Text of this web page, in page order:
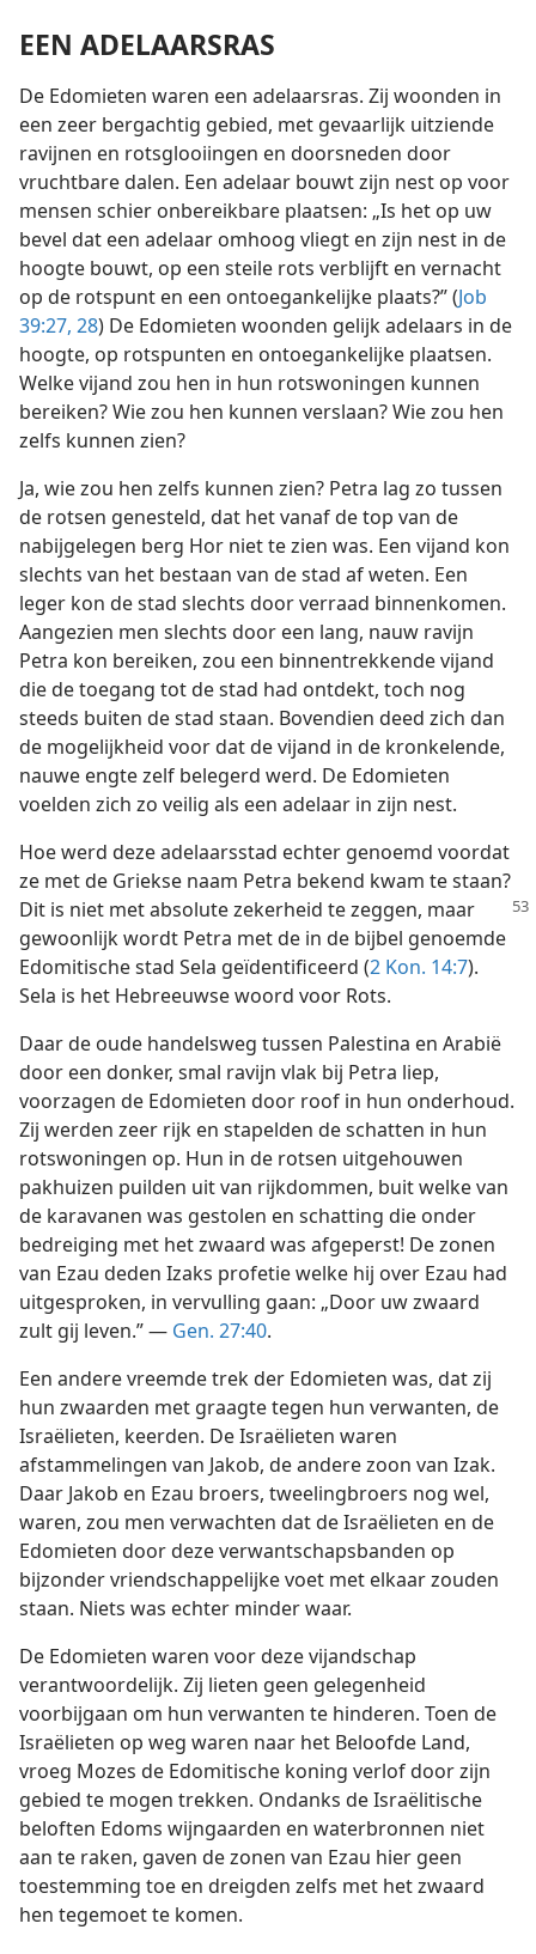
EEN ADELAARSRAS
De Edomieten waren een adelaarsras. Zij woonden in
een zeer bergachtig gebied, met gevaarlijk uitziende
ravijnen en rotsglooiingen en doorsneden door
vruchtbare dalen. Een adelaar bouwt zijn nest op voor
mensen schier onbereikbare plaatsen: „Is het op uw
bevel dat een adelaar omhoog vliegt en zijn nest in de
hoogte bouwt, op een steile rots verblijft en vernacht
op de rotspunt en een ontoegankelijke plaats?” (Job
39:27, 28) De Edomieten woonden gelijk adelaars in de
hoogte, op rotspunten en ontoegankelijke plaatsen.
Welke vijand zou hen in hun rotswoningen kunnen
bereiken? Wie zou hen kunnen verslaan? Wie zou hen
zelfs kunnen zien?
Ja, wie zou hen zelfs kunnen zien? Petra lag zo tussen
de rotsen genesteld, dat het vanaf de top van de
nabijgelegen berg Hor niet te zien was. Een vijand kon
slechts van het bestaan van de stad af weten. Een
leger kon de stad slechts door verraad binnenkomen.
Aangezien men slechts door een lang, nauw ravijn
Petra kon bereiken, zou een binnentrekkende vijand
die de toegang tot de stad had ontdekt, toch nog
steeds buiten de stad staan. Bovendien deed zich dan
de mogelijkheid voor dat de vijand in de kronkelende,
nauwe engte zelf belegerd werd. De Edomieten
voelden zich zo veilig als een adelaar in zijn nest.
Hoe werd deze adelaarsstad echter genoemd voordat
ze met de Griekse naam Petra bekend kwam te staan?
Dit is niet met absolute zekerheid te zeggen, maar
gewoonlijk wordt Petra met de in de bijbel genoemde
Edomitische stad Sela geïdentificeerd (2 Kon. 14:7).
Sela is het Hebreeuwse woord voor Rots.
Daar de oude handelsweg tussen Palestina en Arabië
door een donker, smal ravijn vlak bij Petra liep,
voorzagen de Edomieten door roof in hun onderhoud.
Zij werden zeer rijk en stapelden de schatten in hun
rotswoningen op. Hun in de rotsen uitgehouwen
pakhuizen puilden uit van rijkdommen, buit welke van
de karavanen was gestolen en schatting die onder
bedreiging met het zwaard was afgeperst! De zonen
van Ezau deden Izaks profetie welke hij over Ezau had
uitgesproken, in vervulling gaan: „Door uw zwaard
zult gij leven.” — Gen. 27:40.
Een andere vreemde trek der Edomieten was, dat zij
hun zwaarden met graagte tegen hun verwanten, de
Israëlieten, keerden. De Israëlieten waren
afstammelingen van Jakob, de andere zoon van Izak.
Daar Jakob en Ezau broers, tweelingbroers nog wel,
waren, zou men verwachten dat de Israëlieten en de
Edomieten door deze verwantschapsbanden op
bijzonder vriendschappelijke voet met elkaar zouden
staan. Niets was echter minder waar.
De Edomieten waren voor deze vijandschap
verantwoordelijk. Zij lieten geen gelegenheid
voorbijgaan om hun verwanten te hinderen. Toen de
Israëlieten op weg waren naar het Beloofde Land,
vroeg Mozes de Edomitische koning verlof door zijn
gebied te mogen trekken. Ondanks de Israëlitische
beloften Edoms wijngaarden en waterbronnen niet
aan te raken, gaven de zonen van Ezau hier geen
toestemming toe en dreigden zelfs met het zwaard
hen tegemoet te komen.